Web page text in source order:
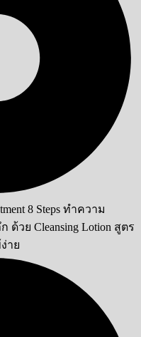
8 Steps ทำความ
วย Cleansing Lotion สูตร
าย